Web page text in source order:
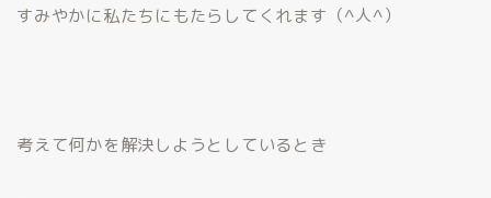
すみやかに私たちにもたらしてくれます（^人^）
考えて何かを解決しようとしているとき